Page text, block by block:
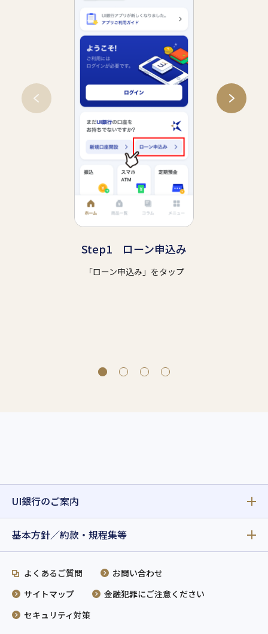
Step1 ローン申込み
「ローン申込み」をタップ
UI銀行のご案内
基本方針／約款・規程集等
よくあるご質問
お問い合わせ
サイトマップ
金融犯罪にご注意ください
セキュリティ対策